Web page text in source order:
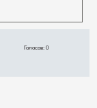
Голосов: 0